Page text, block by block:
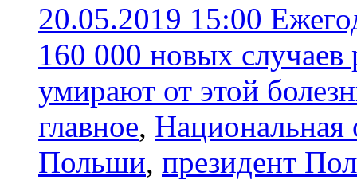
20.05.2019 15:00
160 000 новых случаев
умирают от этой
главное, Национальная
Польши, президент